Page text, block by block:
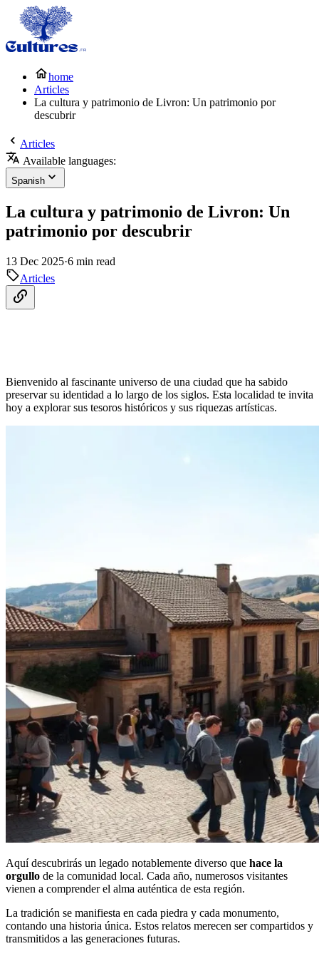
home
Articles
La cultura y patrimonio de Livron: Un patrimonio por
descubrir
Articles
Available languages:
Spanish
La cultura y patrimonio de Livron: Un
patrimonio por descubrir
13 Dec 2025·6 min read
Articles
Bienvenido al fascinante universo de una ciudad que ha sabido
preservar su identidad a lo largo de los siglos. Esta localidad te invita
hoy a explorar sus tesoros históricos y sus riquezas artísticas.
Aquí descubrirás un legado notablemente diverso que hace la
orgullo de la comunidad local. Cada año, numerosos visitantes
vienen a comprender el alma auténtica de esta región.
La tradición se manifiesta en cada piedra y cada monumento,
contando una historia única. Estos relatos merecen ser compartidos y
transmitidos a las generaciones futuras.